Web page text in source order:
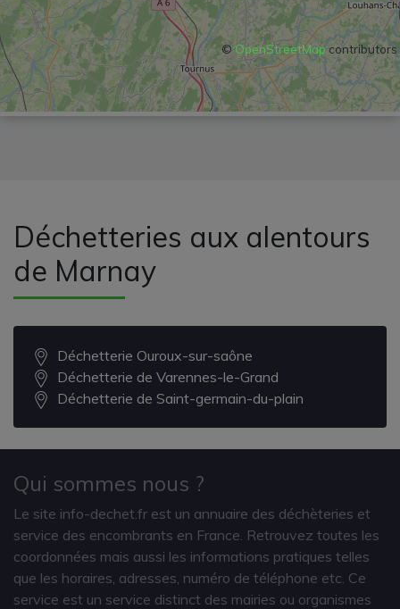
© OpenStreetMapcontributors
Déchetteries aux alentours
de Marnay
Déchetterie Ouroux-sur-saône
Déchetterie de Varennes-le-Grand
Déchetterie de Saint-germain-du-plain
Qui sommes nous ?
Le site info-dechet.fr est un annuaire des déchèteries et
service des encombrants en France. Retrouvez toutes les
coordonnées mais aussi les informations pratiques telles
que les horaires, adresses, numéro de téléphone etc. Ce
service est un service distinct des mairies ou organismes